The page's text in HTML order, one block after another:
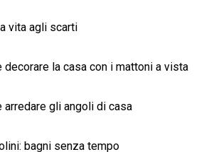
vita agli scarti
decorare la casa con i mattoni a vista
arredare gli angoli di casa
bagni senza tempo